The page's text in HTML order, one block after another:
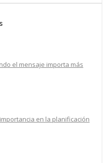
el mensaje importa más
en la planificación